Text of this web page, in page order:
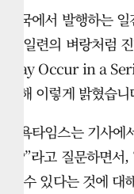
미국에서 발행하는
는 일련의 벼랑처
May Occur in a
통해 이렇게 밝혔습
뉴욕타임스는 기사
요?”라고 질문하면
될 수 있다는 것에